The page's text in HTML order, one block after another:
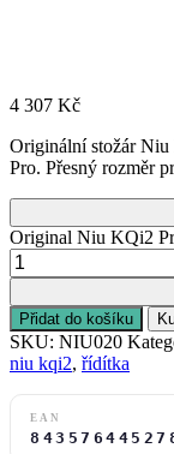
4 307 Kč
Originální stožár
Pro. Přesný rozměr
Original Niu KQi2
Přidat do košíku
SKU: NIU020
niu kqi2, řídítka
EAN